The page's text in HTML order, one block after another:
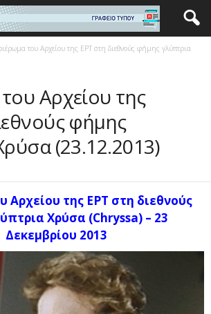
του Αρχείου της ΕΡΤ στη διεθνούς φήμης γλύπτρια
Αρχείου της
φήμης
(23.12.2013)
Αρχείου της ΕΡΤ στη διεθνούς
Χρύσα (Chryssa) – 23
Δεκεμβρίου 2013